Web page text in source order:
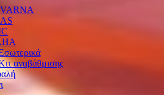
αναβάθμισης